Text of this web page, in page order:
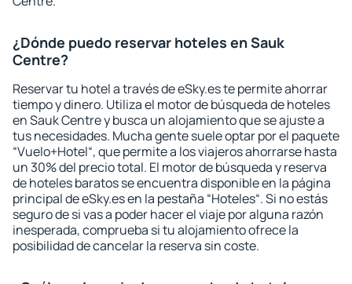
¿Dónde puedo reservar hoteles en Sauk
Centre?
Reservar tu hotel a través de eSky.es te permite ahorrar
tiempo y dinero. Utiliza el motor de búsqueda de hoteles
en Sauk Centre y busca un alojamiento que se ajuste a
tus necesidades. Mucha gente suele optar por el paquete
“Vuelo+Hotel“, que permite a los viajeros ahorrarse hasta
un 30% del precio total. El motor de búsqueda y reserva
de hoteles baratos se encuentra disponible en la página
principal de eSky.es en la pestaña “Hoteles“. Si no estás
seguro de si vas a poder hacer el viaje por alguna razón
inesperada, comprueba si tu alojamiento ofrece la
posibilidad de cancelar la reserva sin coste.